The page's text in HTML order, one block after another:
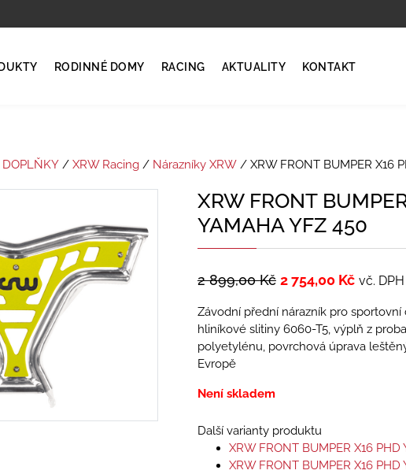
RODINNÉ DOMY RACING AKTUALITY KONTAKT
/ XRW Racing/ Nárazníky XRW/ XRW FRONT BUMPER X16
XRW FRONT
YAMAHA YFZ 450
2 899,00Kč 2 754,00 Kč vč. DPH
Závodní přední nárazník pro
hliníkové slitiny 6060-T5, výplň z
polyetylénu, povrchová úprava
Evropě
Není skladem
Další varianty produktu
XRW FRONT BUMPER X16
XRW FRONT BUMPER X16